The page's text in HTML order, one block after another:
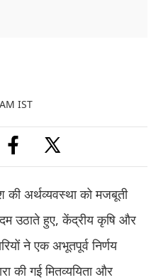
IST
की अर्थव्यवस्था को मजबूती
उठाते हुए, केंद्रीय कृषि और
ने एक अभूतपूर्व निर्णय
की गई मितव्ययिता और